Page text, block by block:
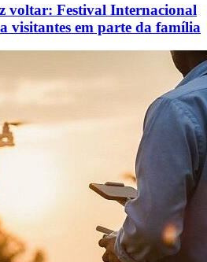
voltar: Festival Internacional
visitantes em parte da família